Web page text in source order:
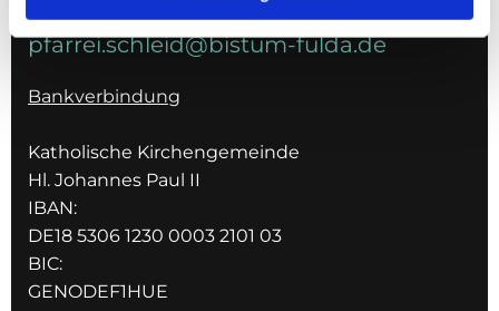
pfarrei.schleid@bistum-fulda.de
Bankverbindung
Katholische Kirchengemeinde
Hl. Johannes Paul II
IBAN:
DE18 5306 1230 0003 2101 03
BIC:
GENODEF1HUE